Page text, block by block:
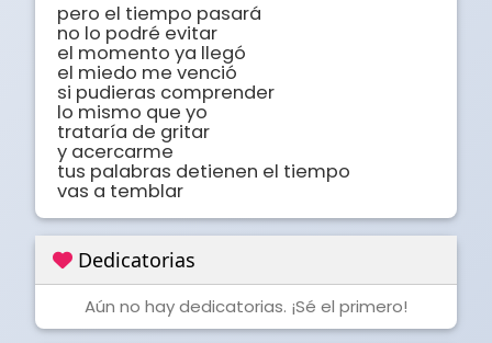
pero el tiempo pasará
no lo podré evitar
el momento ya llegó
el miedo me venció
si pudieras comprender
lo mismo que yo
trataría de gritar
y acercarme
tus palabras detienen el tiempo
vas a temblar
Dedicatorias
Aún no hay dedicatorias. ¡Sé el primero!